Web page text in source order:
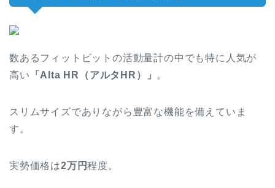
数あるフィットビットの活動量計の中でも特に 人気が
高い 「Alta HR（アルタHR）」 。
スリムサイズでありながら豊富な機能を備えていま
す。
実勢価格は2万円程度。